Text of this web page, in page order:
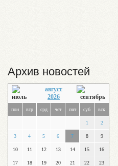
Архив новостей
август
2026
пон втр срд чет пят суб вск
1 2
3 4 5 6 7 8 9
10 11 12 13 14 15 16
17 18 19 20 21 22 23